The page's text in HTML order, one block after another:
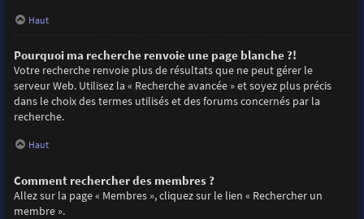
Haut
Pourquoi ma recherche renvoie une page blanche ?!
Votre recherche renvoie plus de résultats que ne peut gérer le
serveur Web. Utilisez la « Recherche avancée » et soyez plus précis
dans le choix des termes utilisés et des forums concernés par la
recherche.
Haut
Comment rechercher des membres ?
Allez sur la page « Membres », cliquez sur le lien « Rechercher un
membre ».